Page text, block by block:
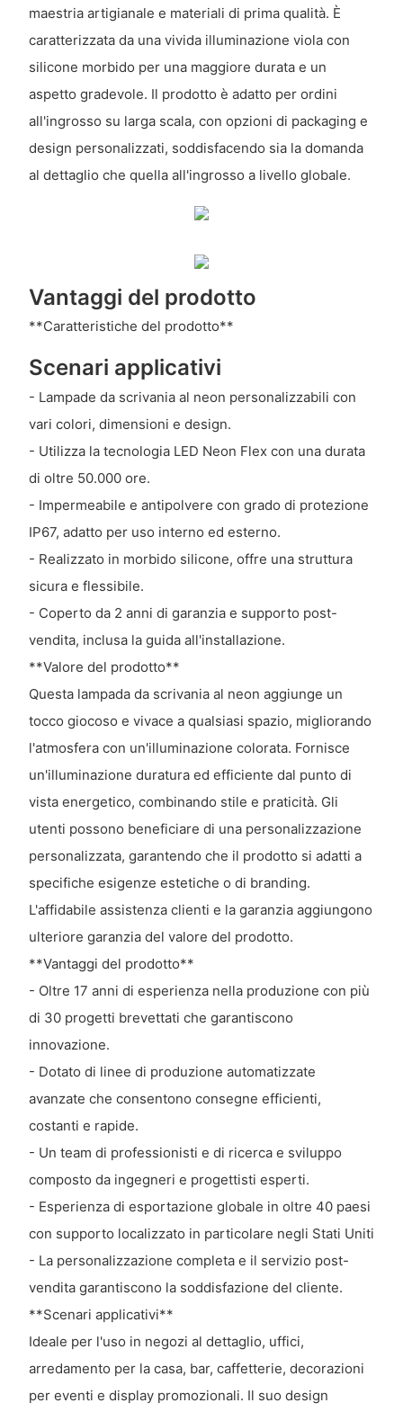
maestria artigianale e materiali di prima qualità. È
caratterizzata da una vivida illuminazione viola con
silicone morbido per una maggiore durata e un
aspetto gradevole. Il prodotto è adatto per ordini
all'ingrosso su larga scala, con opzioni di packaging e
design personalizzati, soddisfacendo sia la domanda
al dettaglio che quella all'ingrosso a livello globale.
Vantaggi del prodotto
**Caratteristiche del prodotto**
Scenari applicativi
- Lampade da scrivania al neon personalizzabili con
vari colori, dimensioni e design.
- Utilizza la tecnologia LED Neon Flex con una durata
di oltre 50.000 ore.
- Impermeabile e antipolvere con grado di protezione
IP67, adatto per uso interno ed esterno.
- Realizzato in morbido silicone, offre una struttura
sicura e flessibile.
- Coperto da 2 anni di garanzia e supporto post-
vendita, inclusa la guida all'installazione.
**Valore del prodotto**
Questa lampada da scrivania al neon aggiunge un
tocco giocoso e vivace a qualsiasi spazio, migliorando
l'atmosfera con un'illuminazione colorata. Fornisce
un'illuminazione duratura ed efficiente dal punto di
vista energetico, combinando stile e praticità. Gli
utenti possono beneficiare di una personalizzazione
personalizzata, garantendo che il prodotto si adatti a
specifiche esigenze estetiche o di branding.
L'affidabile assistenza clienti e la garanzia aggiungono
ulteriore garanzia del valore del prodotto.
**Vantaggi del prodotto**
- Oltre 17 anni di esperienza nella produzione con più
di 30 progetti brevettati che garantiscono
innovazione.
- Dotato di linee di produzione automatizzate
avanzate che consentono consegne efficienti,
costanti e rapide.
- Un team di professionisti e di ricerca e sviluppo
composto da ingegneri e progettisti esperti.
- Esperienza di esportazione globale in oltre 40 paesi
con supporto localizzato in particolare negli Stati Uniti
- La personalizzazione completa e il servizio post-
vendita garantiscono la soddisfazione del cliente.
**Scenari applicativi**
Ideale per l'uso in negozi al dettaglio, uffici,
arredamento per la casa, bar, caffetterie, decorazioni
per eventi e display promozionali. Il suo design